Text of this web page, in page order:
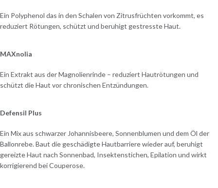
Ein Polyphenol das in den Schalen von Zitrusfrüchten vorkommt, es
reduziert Rötungen, schützt und beruhigt gestresste Haut.
MAXnolia
Ein Extrakt aus der Magnolienrinde – reduziert Hautrötungen und
schützt die Haut vor chronischen Entzündungen.
Defensil Plus
Ein Mix aus schwarzer Johannisbeere, Sonnenblumen und dem Öl der
Ballonrebe. Baut die geschädigte Hautbarriere wieder auf, beruhigt
gereizte Haut nach Sonnenbad, Insektenstichen, Epilation und wirkt
korrigierend bei Couperose.